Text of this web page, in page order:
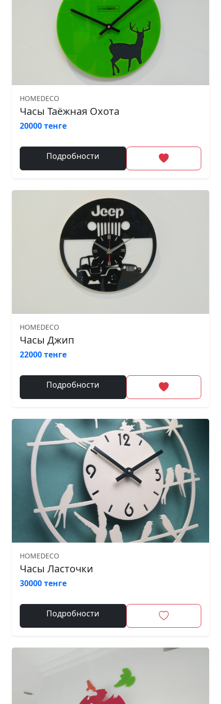
HOMEDECO
Часы Таёжная Охота
20000 тенге
Подробности
HOMEDECO
Часы Джип
22000 тенге
Подробности
HOMEDECO
Часы Ласточки
30000 тенге
Подробности